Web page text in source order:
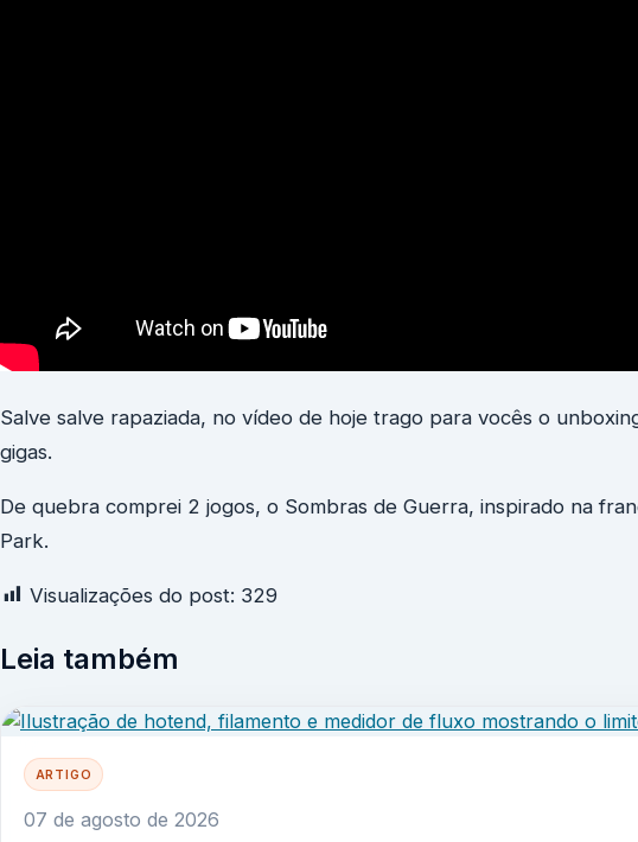
Salve salve rapaziada, no vídeo de hoje trago para vocês o
gigas.
De quebra comprei 2 jogos, o Sombras de Guerra, inspirado na
Park.
Visualizações do post: 329
Leia também
ARTIGO
07 de agosto de 2026